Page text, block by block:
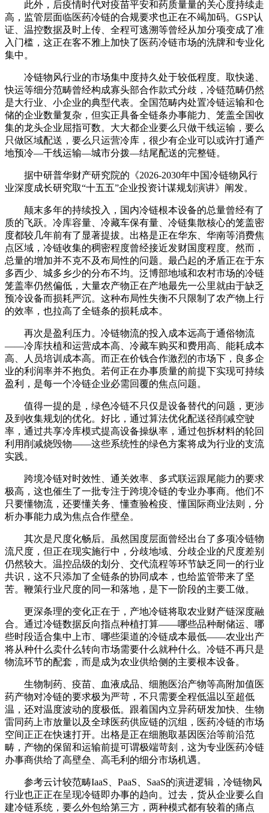
此外，后疫情时代对疫苗平安和药质量量的关心度持续走
高，监管层面临医药冷链的合规要求也正在不竭加码。GSP认
证、温控数据及时上传、全程可逃溯等曾经从加分项变成了准
入门槛，这正在客不雅上加快了医药冷链市场的洗牌和专业化
集中。
冷链物风行业的市场集中度持久处于较低程度。取快递、
快运等细分范畴曾经构成寡头部合作款式分歧，冷链范畴仍然
是大行业、小企业的典型代表。全国范畴内处置冷链运输和仓
储的企业数量复杂，但实正具备全链条办事能力、笼盖全国收
集的龙头企业屈指可数。大大都企业要么只做干线运输，要么
只做区域配送，要么只运营冷库，很少有企业可以或许打通产
地预冷—干线运输—城市分拨—结尾配送的完整链。
据中研普华财产研究院的《2026-2030年中国冷链物风行
业深度成长研究取“十五五”企业投资计谋规划演讲》阐发。
颠末多年的持续投入，国内冷链根本设备的总量曾经有了
质的飞跃。冷库容量、冷藏车保有量、冷链集散核心的笼盖密
度都较几年前有了显著提拔。出格是正在华东、华南等消费焦
点区域，冷链收集的稠密程度曾经接近发财国度程度。然而，
总量的增加并不克不及布局性的问题。最凸起的矛盾正在于东
多西少、城多乡少的分布不均。泛博部地域和农村市场的冷链
笼盖率仍然偏低，大量农产物正在产地最先一公里就由于缺乏
预冷设备而损耗严沉。这种布局性失衡不只限制了农产物上行
的效率，也拉高了全链条的损耗成本。
再次是盈利压力。冷链物流的投入成本远高于通俗物流
——冷库扶植和运营成本高、冷藏车购买和费用高、能耗成本
高、人员培训成本高。而正在价钱合作激烈的市场下，良多企
业的利润率并不抱负。若何正在办事质量的前提下实现可持续
盈利，是每一个冷链企业必需回覆的焦点问题。
值得一提的是，绿色冷链不只仅是设备替代的问题，更涉
及到收集规划的优化。好比，通过算法优化配送径削减空驶
率，通过共享冷库模式提高设备操纵率，通过包拆材料的轮回
利用削减烧毁物——这些系统性的绿色方案将成为行业的支流
实践。
跨境冷链对时效性、通关效率、多式联运跟尾能力的要求
极高，这也催生了一批专注于跨境冷链的专业办事商。他们不
只要懂物流，还要懂关务、懂查验检疫、懂国际商业法则，分
析办事能力成为焦点合作壁垒。
其次是尺度化畅后。虽然国度层面曾经出台了多项冷链物
流尺度，但正在现实施行中，分歧地域、分歧企业的尺度差别
仍然较大。温控品级的划分、交代流程等环节缺乏同一的行业
共识，这不只添加了全链条的协同成本，也给监管带来了坚
苦。鞭策行业尺度的同一和落地，是下一阶段的主要工做。
更深条理的变化正在于，产地冷链将取农业财产链深度融
合。通过冷链数据反向指点种植打算——哪些品种耐储运、哪
些时段适合集中上市、哪些渠道的冷链成本最低——农业出产
将从种什么卖什么转向市场需要什么就种什么。冷链不再只是
物流环节的配套，而是成为农业供给侧的主要根本设备。
生物制药、疫苗、血液成品、细胞医治产物等高附加值医
药产物对冷链的要求极为严苛，不只需要全程低温以至超低
温，还对温度波动的度极低。跟着国内立异药研发加快、生物
雷同药上市放量以及全球医药供应链的沉组，医药冷链的市场
空间正正在快速打开。出格是正在细胞取基因医治等前沿范
畴，产物的保留和运输前提可谓极端苛刻，这为专业医药冷链
办事商供给了高壁垒、高毛利的细分市场机遇。
参考云计较范畴IaaS、PaaS、SaaS的演进逻辑，冷链物风
行业也正正在呈现冷链即办事的趋向。过去，货从企业要么自
建冷链系统，要么外包给第三方，两种模式都有较着的痛点